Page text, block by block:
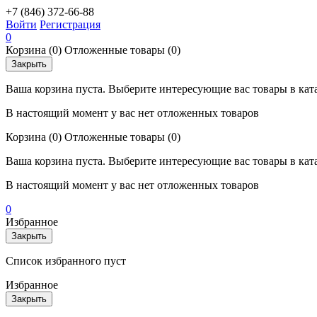
+7 (846) 372-66-88
Войти Регистрация
0
Корзина (0) Отложенные товары (0)
Закрыть
Ваша корзина пуста. Выберите интересующие вас товары в
В настоящий момент у вас нет отложенных товаров
Корзина (0) Отложенные товары (0)
Ваша корзина пуста. Выберите интересующие вас товары в
В настоящий момент у вас нет отложенных товаров
0
Избранное
Закрыть
Список избранного пуст
Избранное
Закрыть